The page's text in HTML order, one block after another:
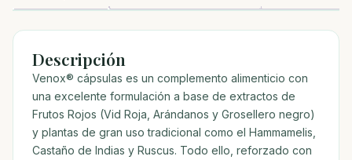
Descripción
Venox® cápsulas es un complemento alimenticio con
una excelente formulación a base de extractos de
Frutos Rojos (Vid Roja, Arándanos y Grosellero negro)
y plantas de gran uso tradicional como el Hammamelis,
Castaño de Indias y Ruscus. Todo ello, reforzado con